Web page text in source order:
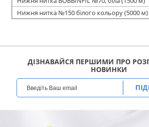
Нижня нитка №150 білого кольору (5000 м)
ДІЗНАВАЙСЯ ПЕРШИМИ ПРО
НОВИНКИ